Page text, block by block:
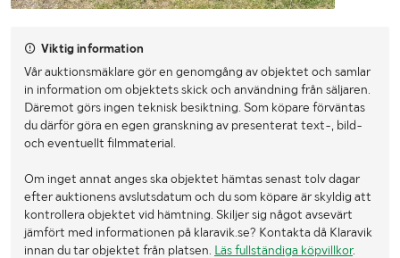
Viktig information
Vår auktionsmäklare gör en genomgång av objektet och samlar
in information om objektets skick och användning från säljaren.
Däremot görs ingen teknisk besiktning. Som köpare förväntas
du därför göra en egen granskning av presenterat text-, bild-
och eventuellt filmmaterial.
Om inget annat anges ska objektet hämtas senast tolv dagar
efter auktionens avslutsdatum och du som köpare är skyldig att
kontrollera objektet vid hämtning. Skiljer sig något avsevärt
jämfört med informationen på klaravik.se? Kontakta då Klaravik
innan du tar objektet från platsen. Läs fullständiga köpvillkor.